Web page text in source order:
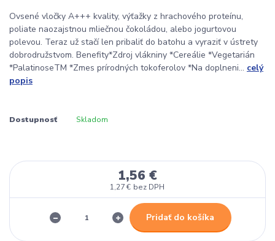
Ovsené vločky A+++ kvality, výťažky z hrachového proteínu,
poliate naozajstnou mliečnou čokoládou, alebo jogurtovou
polevou. Teraz už stačí len pribaliť do batohu a vyraziť v ústrety
dobrodružstvom. Benefity*Zdroj vlákniny *Cereálie *Vegetarián
*PalatinoseTM *Zmes prírodných tokoferolov *Na doplneni... celý
popis
Dostupnosť Skladom
1,56 €
1,27 € bez DPH
Pridať do košíka